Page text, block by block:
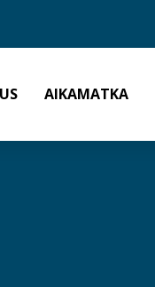
AIKAMATKA